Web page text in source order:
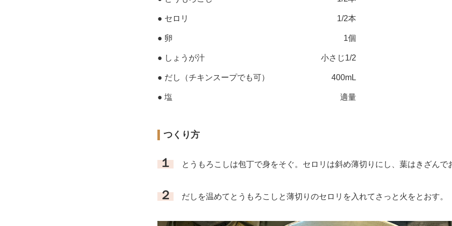
● セロリ 1/2本
● 卵 1個
● しょうが汁 小さじ1/2
● だし（チキンスープでも可） 400mL
● 塩 適量
つくり方
１ とうもろこしは包丁で身をそぐ。セロリは斜め薄切りにし、葉はきざんで
２ だしを温めてとうもろこしと薄切りのセロリを入れてさっと火をとおす。